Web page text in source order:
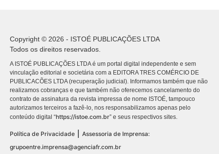
Copyright © 2026 - ISTOÉ PUBLICAÇÕES LTDA
Todos os direitos reservados.
A ISTOÉ PUBLICAÇÕES LTDA é um portal digital independente e sem
vinculação editorial e societária com a EDITORA TRES COMÉRCIO DE
PUBLICACÕES LTDA (recuperação judicial). Informamos também que não
realizamos cobranças e que também não oferecemos cancelamento do
contrato de assinatura da revista impressa de nome ISTOÉ, tampouco
autorizamos terceiros a fazê-lo, nos responsabilizamos apenas pelo
conteúdo digital “https://istoe.com.br” e seus respectivos sites.
Política de Privacidade
Assessoria de Imprensa:
grupoentre.imprensa@agenciafr.com.br